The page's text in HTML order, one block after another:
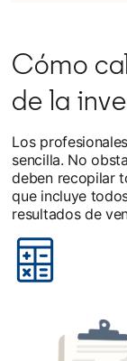
Cómo
de la
Los
sencilla. No
deben recopilar
que incluye
resultados de